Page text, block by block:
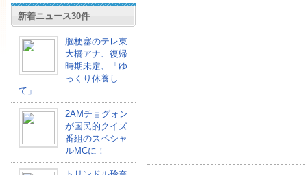
新着ニュース30件
脳梗塞のテレ東
大橋アナ、復帰
時期未定、「ゆ
っくり休養し
て」
2AMチョグォン
が国民的クイズ
番組のスペシャ
ルMCに！